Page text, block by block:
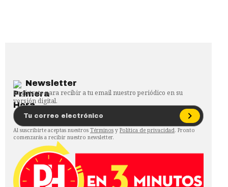
Newsletter
Regístrate para recibir a tu email nuestro periódico en su
versión digital.
Al suscribirte aceptas nuestros Términos y Política de privacidad. Pronto
comenzarás a recibir nuestro newsletter.